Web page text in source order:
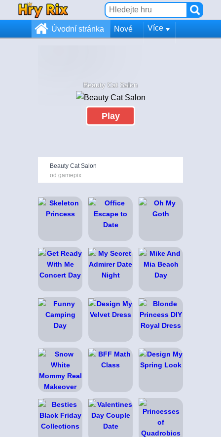
Úvodní stránka Nové Více
Beauty Cat Salon
Play
Beauty Cat Salon
od gamepix